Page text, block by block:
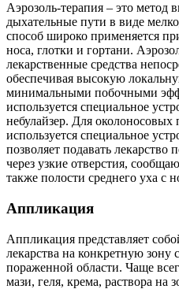
Аэрозоль-терапия – это метод
дыхательные пути в виде
способ широко применяется
носа, глотки и гортани.
лекарственные средства
обеспечивая высокую
минимальными побочными
используется специальное
небулайзер. Для околоносовых
используется специальное
позволяет подавать
через узкие отверстия,
также полости среднего уха с
Аппликация
Аппликация представляет
лекарства на конкретную зону
пораженной области. Чаще
мази, геля, крема, раствора на